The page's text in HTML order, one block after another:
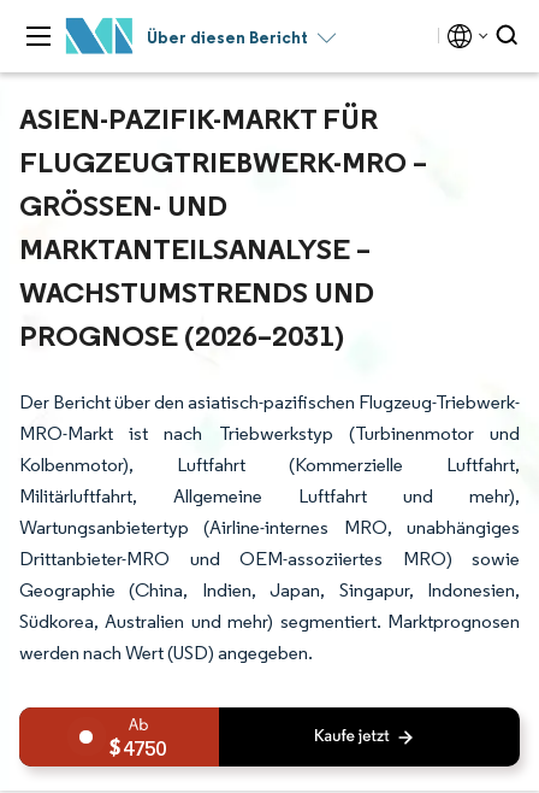
Über diesen Bericht
ASIEN-PAZIFIK-MARKT FÜR
FLUGZEUGTRIEBWERK-MRO –
GRÖSSEN- UND M
ARKTANTEILSANALYSE – W
ACHSTUMSTRENDS UND P
ROGNOSE (2026–2031)
Der Bericht über den asiatisch-pazifischen Flugzeug-Triebwerk-
MRO-Markt ist nach Triebwerkstyp (Turbinenmotor und
Kolbenmotor), Luftfahrt (Kommerzielle Luftfahrt,
Militärluftfahrt, Allgemeine Luftfahrt und mehr),
Wartungsanbietertyp (Airline-internes MRO, unabhängiges
Drittanbieter-MRO und OEM-assoziiertes MRO) sowie
Geographie (China, Indien, Japan, Singapur, Indonesien,
Südkorea, Australien und mehr) segmentiert. Marktprognosen
werden nach Wert (USD) angegeben.
4750